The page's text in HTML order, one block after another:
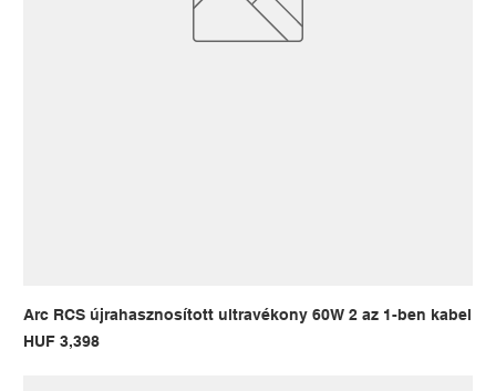
Arc RCS újrahasznosított ultravékony 60W 2 az 1-ben kabel
Price
HUF 3,398